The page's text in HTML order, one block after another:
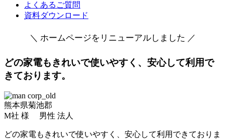
よくあるご質問
資料ダウンロード
＼ ホームページをリニューアルしました ／
どの家電もきれいで使いやすく、安心して利用で
きております。
熊本県菊池郡
M社 様 男性 法人
どの家電もきれいで使いやすく、安心して利用できておりま